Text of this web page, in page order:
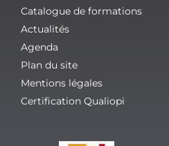
Catalogue de formations
Actualités
Agenda
Plan du site
Mentions légales
Certification Qualiopi